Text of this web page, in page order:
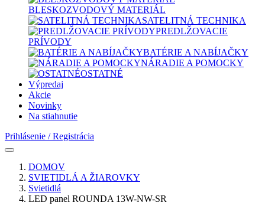
BLESKOZVODOVÝ MATERIÁL
SATELITNÁ TECHNIKA
PREDLŽOVACIE
PRÍVODY
BATÉRIE A NABÍJAČKY
NÁRADIE A POMOCKY
OSTATNÉ
Výpredaj
Akcie
Novinky
Na stiahnutie
Prihlásenie / Registrácia
DOMOV
SVIETIDLÁ A ŽIAROVKY
Svietidlá
LED panel ROUNDA 13W-NW-SR